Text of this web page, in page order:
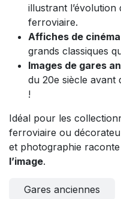
illustrant
ferroviaire.
Affiches de
grands classiques
Images de gares
du 20e siècle avant
!
Idéal pour les
ferroviaire ou
et photographie
l’image.
Gares anciennes